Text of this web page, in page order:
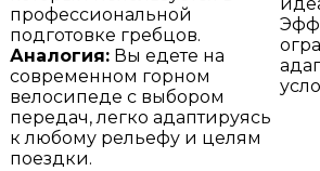
профессиональной
подготовке гребцов.
Аналогия: Вы едете на
современном горном
велосипеде с выбором
передач, легко адаптируясь
к любому рельефу и целям
поездки.